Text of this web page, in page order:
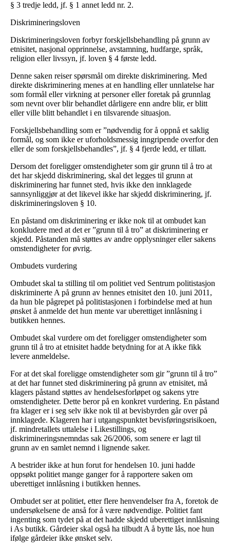
§ 3 tredje ledd, jf. § 1 annet ledd nr. 2.
Diskrimineringsloven
Diskrimineringsloven forbyr forskjellsbehandling på grunn av
etnisitet, nasjonal opprinnelse, avstamning, hudfarge, språk,
religion eller livssyn, jf. loven § 4 første ledd.
Denne saken reiser spørsmål om direkte diskriminering. Med
direkte diskriminering menes at en handling eller unnlatelse har
som formål eller virkning at personer eller foretak på grunnlag
som nevnt over blir behandlet dårligere enn andre blir, er blitt
eller ville blitt behandlet i en tilsvarende situasjon.
Forskjellsbehandling som er ”nødvendig for å oppnå et saklig
formål, og som ikke er uforholdsmessig inngripende overfor den
eller de som forskjellsbehandles”, jf. § 4 fjerde ledd, er tillatt.
Dersom det foreligger omstendigheter som gir grunn til å tro at
det har skjedd diskriminering, skal det legges til grunn at
diskriminering har funnet sted, hvis ikke den innklagede
sannsynliggjør at det likevel ikke har skjedd diskriminering, jf.
diskrimineringsloven § 10.
En påstand om diskriminering er ikke nok til at ombudet kan
konkludere med at det er ”grunn til å tro” at diskriminering er
skjedd. Påstanden må støttes av andre opplysninger eller sakens
omstendigheter for øvrig.
Ombudets vurdering
Ombudet skal ta stilling til om politiet ved Sentrum politistasjon
diskriminerte A på grunn av hennes etnisitet den 10. juni 2011,
da hun ble pågrepet på politistasjonen i forbindelse med at hun
ønsket å anmelde det hun mente var uberettiget innlåsning i
butikken hennes.
Ombudet skal vurdere om det foreligger omstendigheter som
grunn til å tro at etnisitet hadde betydning for at A ikke fikk
levere anmeldelse.
For at det skal foreligge omstendigheter som gir ”grunn til å tro”
at det har funnet sted diskriminering på grunn av etnisitet, må
klagers påstand støttes av hendelsesforløpet og sakens ytre
omstendigheter. Dette beror på en konkret vurdering. En påstand
fra klager er i seg selv ikke nok til at bevisbyrden går over på
innklagede. Klageren har i utgangspunktet bevisføringsrisikoen,
jf. mindretallets uttalelse i Likestillings, og
diskrimineringsnemndas sak 26/2006, som senere er lagt til
grunn av en samlet nemnd i lignende saker.
A bestrider ikke at hun forut for hendelsen 10. juni hadde
oppsøkt politiet mange ganger for å rapportere saken om
uberettiget innlåsning i butikken hennes.
Ombudet ser at politiet, etter flere henvendelser fra A, foretok de
undersøkelsene de anså for å være nødvendige. Politiet fant
ingenting som tydet på at det hadde skjedd uberettiget innlåsning
i As butikk. Gårdeier skal også ha tilbudt A å bytte lås, noe hun
ifølge gårdeier ikke ønsket selv.